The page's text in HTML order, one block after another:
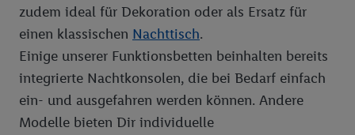
zudem ideal für Dekoration oder als Ersatz für
einen klassischen Nachttisch.
Einige unserer Funktionsbetten beinhalten bereits
integrierte Nachtkonsolen, die bei Bedarf einfach
ein- und ausgefahren werden können. Andere
Modelle bieten Dir individuelle
von Daten (z.B. über Ihre Nutzung der Lidl-Dienste, Ihr
Kaufverhalten in den Lidl-Diensten, Informationen aus Ihrem
Kundenkonto - z.B. Alter oder Geschlecht - sowie Ihre genauen
Standortdaten) auch über verschiedene Endgeräte und Lidl-
Dienste hinweg einschließlich dem Speichern von und/ oder
dem Zugriff auf Informationen auf Ihren Endgeräten zur
Erstellung von Zielgruppen (sogenannten Segmenten). Im